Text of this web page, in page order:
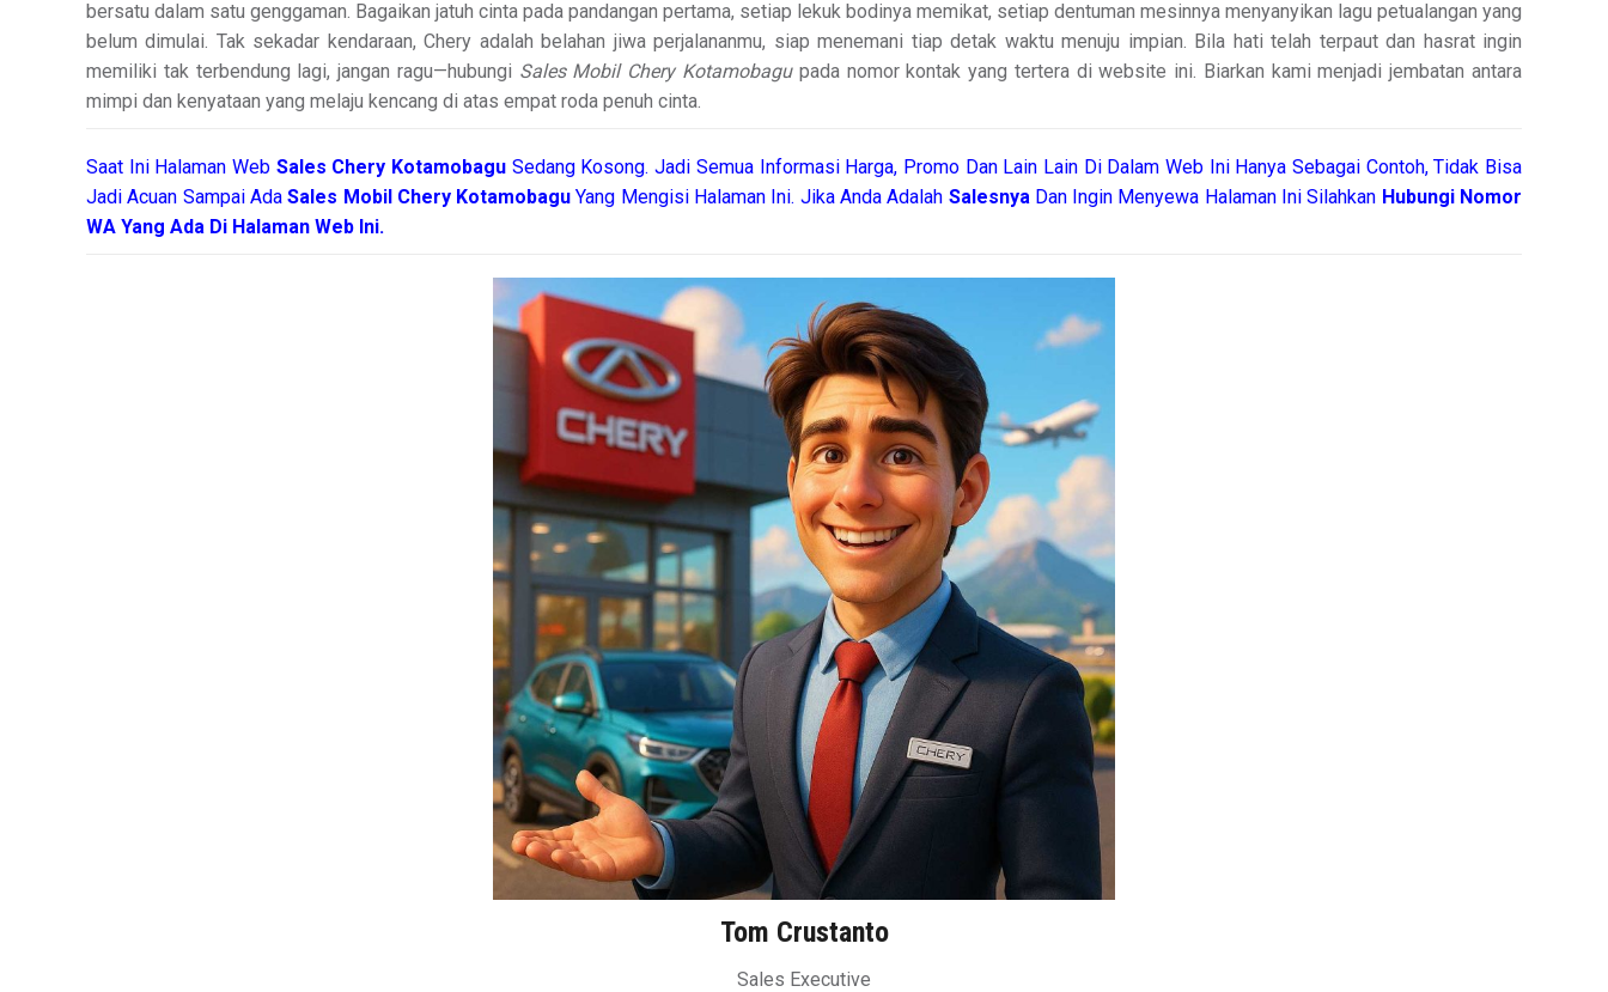
bersatu dalam satu genggaman. Bagaikan jatuh cinta pada pandangan pertama, setiap lekuk bodinya memikat, setiap dentuman mesinnya menyanyikan lagu petualangan yang
belum dimulai. Tak sekadar kendaraan, Chery adalah belahan jiwa perjalananmu, siap menemani tiap detak waktu menuju impian. Bila hati telah terpaut dan hasrat ingin
memiliki tak terbendung lagi, jangan ragu—hubungi Sales Mobil Chery Kotamobagupada nomor kontak yang tertera di website ini. Biarkan kami menjadi jembatan antara
mimpi dan kenyataan yang melaju kencang di atas empat roda penuh cinta.
Saat Ini Halaman Web Sales Chery Kotamobagu Sedang Kosong. Jadi Semua Informasi Harga, Promo Dan Lain Lain Di Dalam Web Ini Hanya Sebagai Contoh, Tidak Bisa
Jadi Acuan Sampai AdaSales Mobil Chery KotamobaguYang Mengisi Halaman Ini. Jika Anda Adalah SalesnyaDan Ingin Menyewa Halaman Ini Silahkan Hubungi Nomor
WA Yang Ada Di Halaman Web Ini.
Tom Crustanto
Sales Executive